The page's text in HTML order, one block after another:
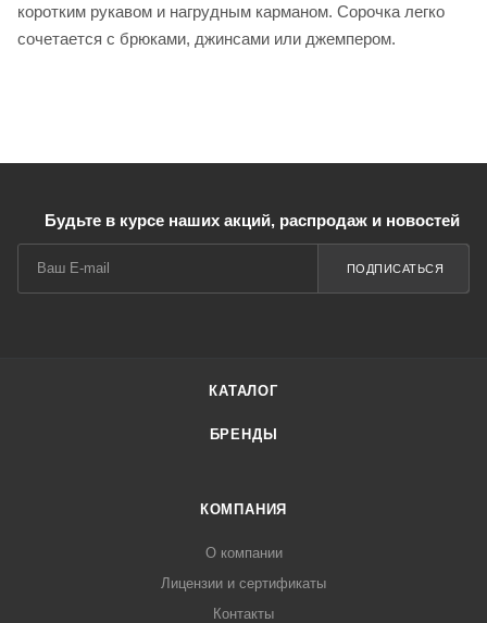
коротким рукавом и нагрудным карманом. Сорочка легко
сочетается с брюками, джинсами или джемпером.
Будьте в курсе наших акций, распродаж и новостей
ПОДПИСАТЬСЯ
КАТАЛОГ
БРЕНДЫ
КОМПАНИЯ
О компании
Лицензии и сертификаты
Контакты